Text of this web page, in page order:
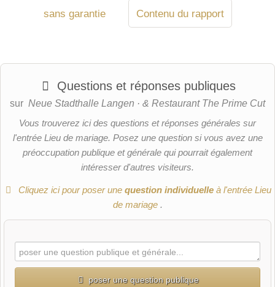
sans garantie Contenu du rapport
Questions et réponses publiques
sur Neue Stadthalle Langen · & Restaurant The Prime Cut
Vous trouverez ici des questions et réponses générales sur
l'entrée Lieu de mariage. Posez une question si vous avez une
préoccupation publique et générale qui pourrait également
intéresser d'autres visiteurs.
Cliquez ici pour poser une question individuelleà l'entrée Lieu
de mariage .
poser une question publique